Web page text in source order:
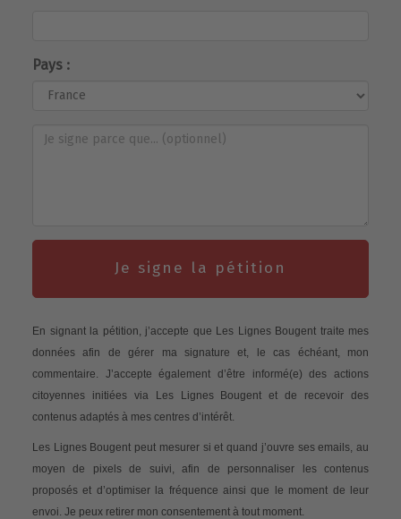
Pays :
Je signe la pétition
En signant la pétition, j’accepte que Les Lignes Bougent traite mes
données afin de gérer ma signature et, le cas échéant, mon
commentaire. J’accepte également d’être informé(e) des actions
citoyennes initiées via Les Lignes Bougent et de recevoir des
contenus adaptés à mes centres d’intérêt.
Les Lignes Bougent peut mesurer si et quand j’ouvre ses emails, au
moyen de pixels de suivi, afin de personnaliser les contenus
proposés et d’optimiser la fréquence ainsi que le moment de leur
envoi. Je peux retirer mon consentement à tout moment.